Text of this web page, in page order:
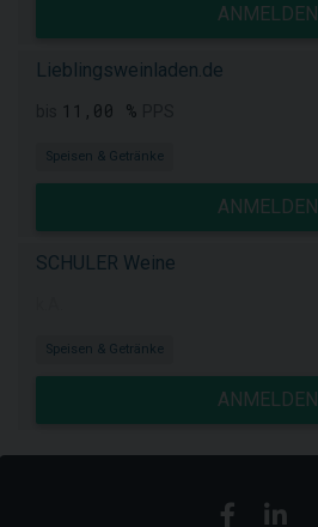
ANMELDEN
Lieblingsweinladen.de
11,00 %
Speisen & Getränke
ANMELDEN
SCHULER Weine
Speisen & Getränke
ANMELDEN